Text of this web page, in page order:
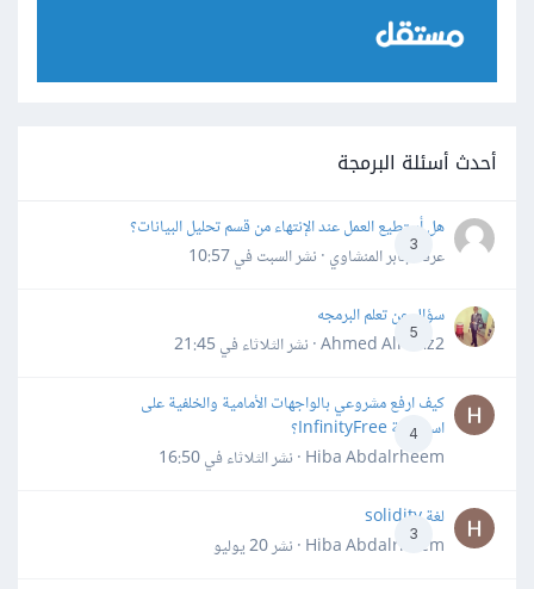
أحدث أسئلة البرمجة
3
هل أستطيع العمل عند الإنتهاء من قسم تحليل البيانات؟
عرفه جابر المنشاوي · نشرالسبت في 10:57
5
سؤال عن تعلم البرمجه
Ahmed Alhafiz2 · نشر
الثلاثاء في 21:45
4
كيف ارفع مشروعي بالواجهات الأمامية والخلفية على
استضافة InfinityFree؟
Hiba Abdalrheem · نشر
الثلاثاء في 16:50
3
لغة solidity
Hiba Abdalrheem · نشر
20 يوليو